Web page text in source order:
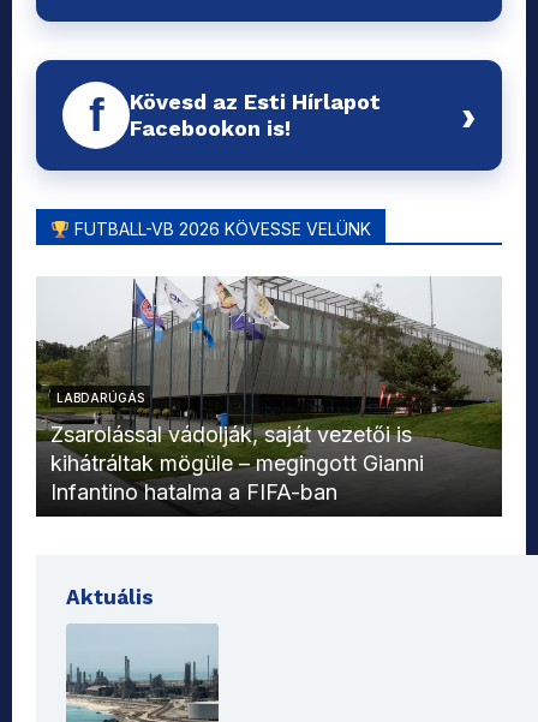
f
Kövesd az Esti Hírlapot
Facebookon is!
›
FUTBALL-VB 2026 KÖVESSE VELÜNK
LABDARÚGÁS
Zsarolással vádolják, saját vezetői is
kihátráltak mögüle – megingott Gianni
Infantino hatalma a FIFA-ban
Aktuális